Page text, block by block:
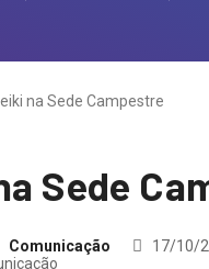
na Sede Campestre
Sede
Comunicação 17/10/